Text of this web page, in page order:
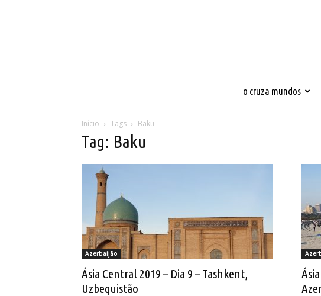
o cruza mundos
Início Tags Baku
Tag: Baku
Azerbaijão
Ásia Central 2019 – Dia 9 – Tashkent,
Uzbequistão